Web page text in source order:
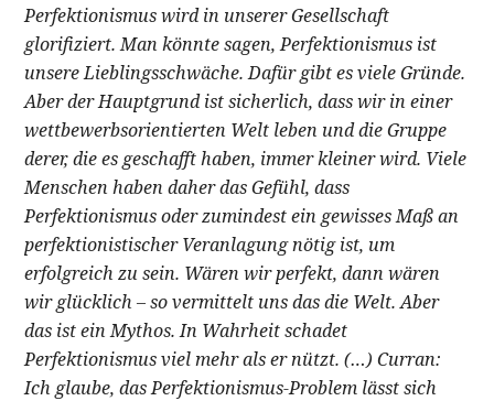
Perfektionismus wird in unserer Gesellschaft
glorifiziert. Man könnte sagen, Perfektionismus ist
unsere Lieblingsschwäche. Dafür gibt es viele Gründe.
Aber der Hauptgrund ist sicherlich, dass wir in einer
wettbewerbsorientierten Welt leben und die Gruppe
derer, die es geschafft haben, immer kleiner wird. Viele
Menschen haben daher das Gefühl, dass
Perfektionismus oder zumindest ein gewisses Maß an
perfektionistischer Veranlagung nötig ist, um
erfolgreich zu sein. Wären wir perfekt, dann wären
wir glücklich – so vermittelt uns das die Welt. Aber
das ist ein Mythos. In Wahrheit schadet
Perfektionismus viel mehr als er nützt. (…) Curran:
Ich glaube, das Perfektionismus-Problem lässt sich